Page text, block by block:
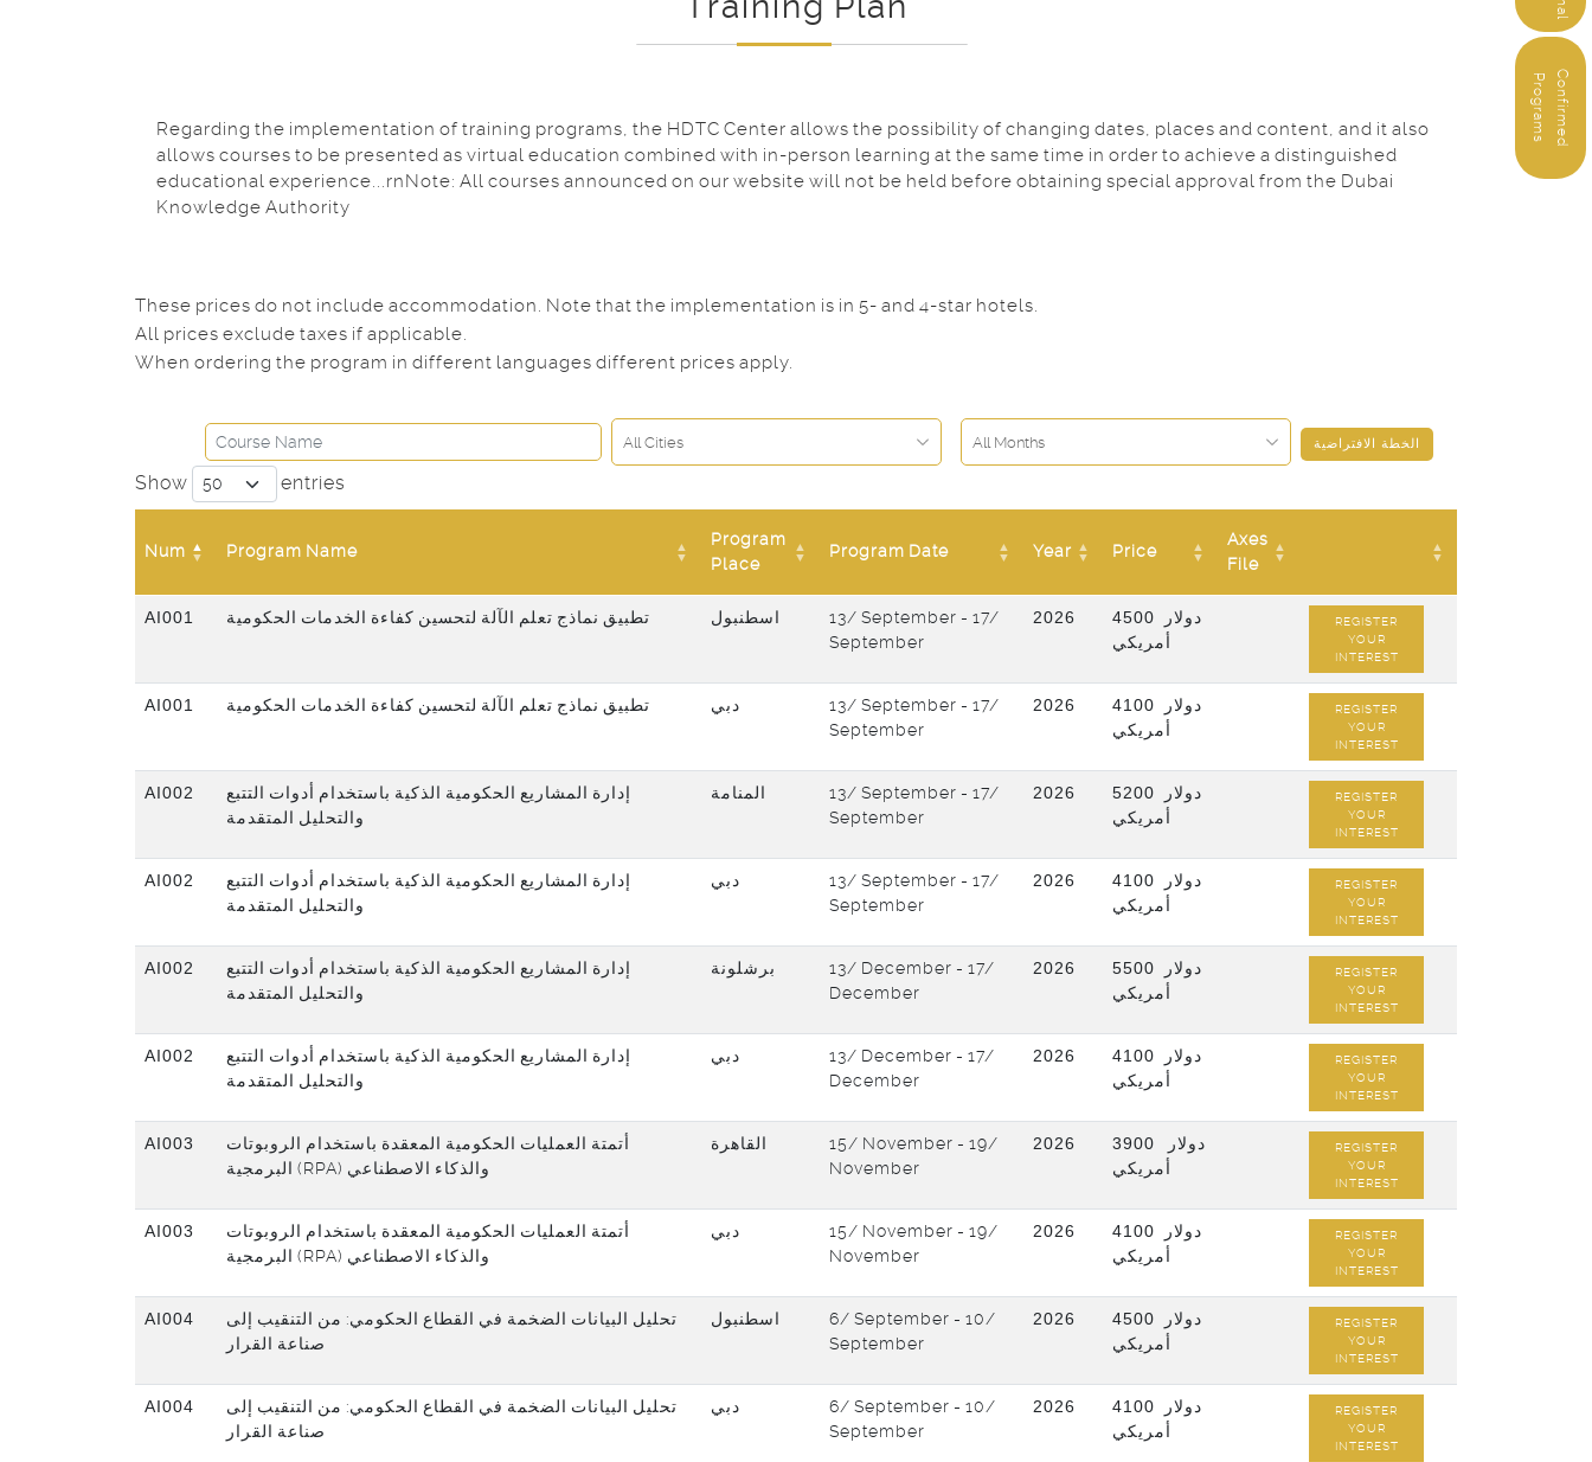
Regarding the implementation of training programs, the HDTC Center allows the possibility of changing dates, places and content, and it also
allows courses to be presented as virtual education combined with in-person learning at the same time in order to achieve a distinguished
educational experience...rnNote: All courses announced on our website will not be held before obtaining special approval from the Dubai
Knowledge Authority
These prices do not include accommodation. Note that the implementation is in 5- and 4-star hotels.
All prices exclude taxes if applicable.
When ordering the program in different languages different prices apply.
الخطة الافتراضية
Show entries
Num Program Name
Program
Place
Program Date Year Price
Axes
File
AI001 تطبيق نماذج تعلم الآلة لتحسين كفاءة الخدمات الحكومية اسطنبول
13/ September - 17/
September
2026
4500 دولار
أمريكي
REGISTER
YOUR
INTEREST
AI001 تطبيق نماذج تعلم الآلة لتحسين كفاءة الخدمات الحكومية دبي
13/ September - 17/
September
2026
4100 دولار
أمريكي
REGISTER
YOUR
INTEREST
AI002
إدارة المشاريع الحكومية الذكية باستخدام أدوات التتبع
والتحليل المتقدمة
المنامة
13/ September - 17/
September
2026
5200 دولار
أمريكي
REGISTER
YOUR
INTEREST
AI002
إدارة المشاريع الحكومية الذكية باستخدام أدوات التتبع
والتحليل المتقدمة
دبي
13/ September - 17/
September
2026
4100 دولار
أمريكي
REGISTER
YOUR
INTEREST
AI002
إدارة المشاريع الحكومية الذكية باستخدام أدوات التتبع
والتحليل المتقدمة
برشلونة
13/ December - 17/
December
2026
5500 دولار
أمريكي
REGISTER
YOUR
INTEREST
AI002
إدارة المشاريع الحكومية الذكية باستخدام أدوات التتبع
والتحليل المتقدمة
دبي
13/ December - 17/
December
2026
4100 دولار
أمريكي
REGISTER
YOUR
INTEREST
AI003
أتمتة العمليات الحكومية المعقدة باستخدام الروبوتات
البرمجية (RPA) والذكاء الاصطناعي
القاهرة
15/ November - 19/
November
2026
3900 دولار
أمريكي
REGISTER
YOUR
INTEREST
AI003
أتمتة العمليات الحكومية المعقدة باستخدام الروبوتات
البرمجية (RPA) والذكاء الاصطناعي
دبي
15/ November - 19/
November
2026
4100 دولار
أمريكي
REGISTER
YOUR
INTEREST
AI004
تحليل البيانات الضخمة في القطاع الحكومي: من التنقيب إلى
صناعة القرار
اسطنبول
6/ September - 10/
September
2026
4500 دولار
أمريكي
REGISTER
YOUR
INTEREST
AI004
تحليل البيانات الضخمة في القطاع الحكومي: من التنقيب إلى
صناعة القرار
دبي
6/ September - 10/
September
2026
4100 دولار
أمريكي
REGISTER
YOUR
INTEREST
C
o
n
f
i
r
m
e
d
P r
o
g
r
a
m
s